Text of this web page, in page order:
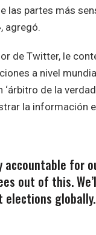
las partes más
agregó.
de Twitter, le
a nivel
de la
la información
for
out of this.